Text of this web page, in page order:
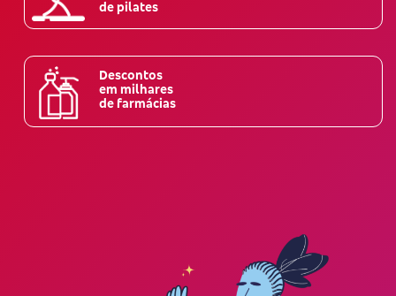
de pilates
Descontos
em milhares
de farmácias